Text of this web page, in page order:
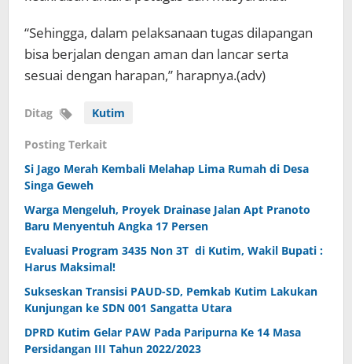
“Sehingga, dalam pelaksanaan tugas dilapangan
bisa berjalan dengan aman dan lancar serta
sesuai dengan harapan,” harapnya.(adv)
Ditag Kutim
Posting Terkait
Si Jago Merah Kembali Melahap Lima Rumah di Desa
Singa Geweh
Warga Mengeluh, Proyek Drainase Jalan Apt Pranoto
Baru Menyentuh Angka 17 Persen
Evaluasi Program 3435 Non 3T di Kutim, Wakil Bupati :
Harus Maksimal!
Sukseskan Transisi PAUD-SD, Pemkab Kutim Lakukan
Kunjungan ke SDN 001 Sangatta Utara
DPRD Kutim Gelar PAW Pada Paripurna Ke 14 Masa
Persidangan III Tahun 2022/2023